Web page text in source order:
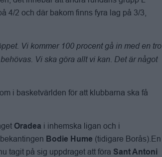
4/2 och där bakom finns fyra lag på 3/3,
Vi kommer 100 procent gå in med en tro
Vi ska göra allt vi kan. Det är något
i basketvärlden för att klubbarna ska få
Oradea i inhemska ligan och i
Bodie Hume (tidigare Borås).En
tagit på sig uppdraget att föra Sant Antoni